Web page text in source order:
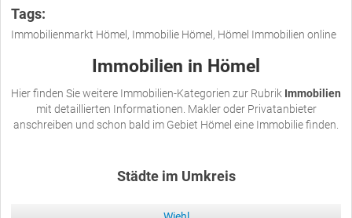
Tags:
Immobilienmarkt Hömel, Immobilie Hömel, Hömel Immobilien online
Immobilien in Hömel
Hier finden Sie weitere Immobilien-Kategorien zur Rubrik Immobilien
mit detaillierten Informationen. Makler oder Privatanbieter
anschreiben und schon bald im Gebiet Hömel eine Immobilie finden.
Städte im Umkreis